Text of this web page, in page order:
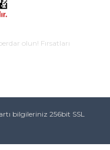
olun! Fırsatları
bilgileriniz 256bit SSL